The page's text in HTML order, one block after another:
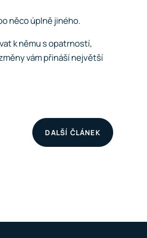
něco úplně jiného.
k němu s opatrností,
vám přináší největší
DALŠÍ ČLÁNEK